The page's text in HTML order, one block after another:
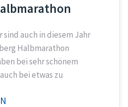
auch in diesem Jahr
Halbmarathon
bei sehr schönem
bei etwas zu